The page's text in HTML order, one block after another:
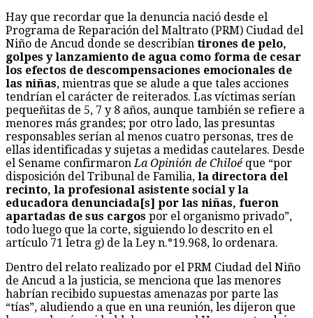
Hay que recordar que la denuncia nació desde el
Programa de Reparación del Maltrato (PRM) Ciudad del
Niño de Ancud donde se describían tirones de pelo,
golpes y lanzamiento de agua como forma de cesar
los efectos de descompensaciones emocionales de
las niñas, mientras que se alude a que tales acciones
tendrían el carácter de reiterados. Las víctimas serían
pequeñitas de 5, 7 y 8 años, aunque también se refiere a
menores más grandes; por otro lado, las presuntas
responsables serían al menos cuatro personas, tres de
ellas identificadas y sujetas a medidas cautelares. Desde
el Sename confirmaron La Opinión de Chiloé que “por
disposición del Tribunal de Familia, la directora del
recinto, la profesional asistente social y la
educadora denunciada[s] por las niñas, fueron
apartadas de sus cargos por el organismo privado”,
todo luego que la corte, siguiendo lo descrito en el
artículo 71 letra g) de la Ley n.°19.968, lo ordenara.
Dentro del relato realizado por el PRM Ciudad del Niño
de Ancud a la justicia, se menciona que las menores
habrían recibido supuestas amenazas por parte las
“tías”, aludiendo a que en una reunión, les dijeron que